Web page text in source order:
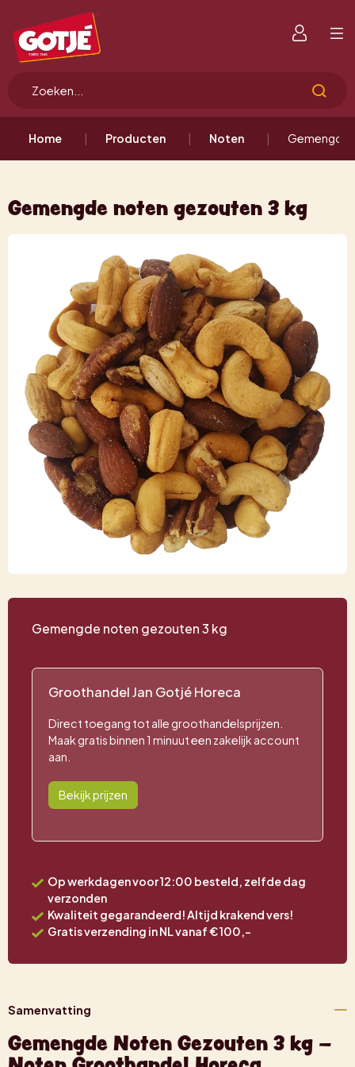
Home Producten Noten Gemengde
Gemengde noten gezouten 3 kg
Gemengde noten gezouten 3 kg
Groothandel Jan Gotjé Horeca
Direct toegang tot alle groothandelsprijzen.
Maak gratis binnen 1 minuut een zakelijk account
aan.
Bekijk prijzen
Op werkdagen voor 12:00 besteld, zelfde dag
verzonden
Kwaliteit gegarandeerd! Altijd krakend vers!
Gratis verzending in NL vanaf € 100,-
Samenvatting
Gemengde Noten Gezouten 3 kg –